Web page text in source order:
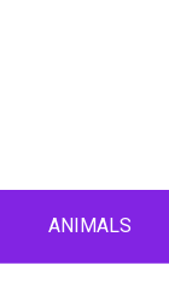
ANIMALS